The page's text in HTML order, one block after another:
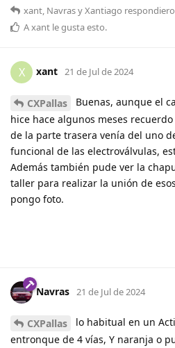
xant, NavrasyXantiago
Axant le gusta esto.
X xant 21 de Jul de 2024
CXPallas
Buenas, aunque el
hice hace algunos meses
de la parte trasera venía del uno
funcional de las electroválvulas,
Además también pude ver la
taller para realizar la unión de
pongo foto.
Navras 21 de Jul de 2024
CXPallas
lo habitual en un
entronque de 4 vías, Y naranja o